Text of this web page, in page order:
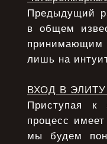
Предыдущий
в общем
принимающим
лишь на
ВХОД В
Приступая к
процесс
мы будем